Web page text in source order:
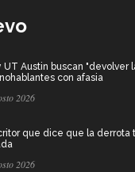
UT Austin buscan "devolver
con afasia
2026
que dice que la
2026